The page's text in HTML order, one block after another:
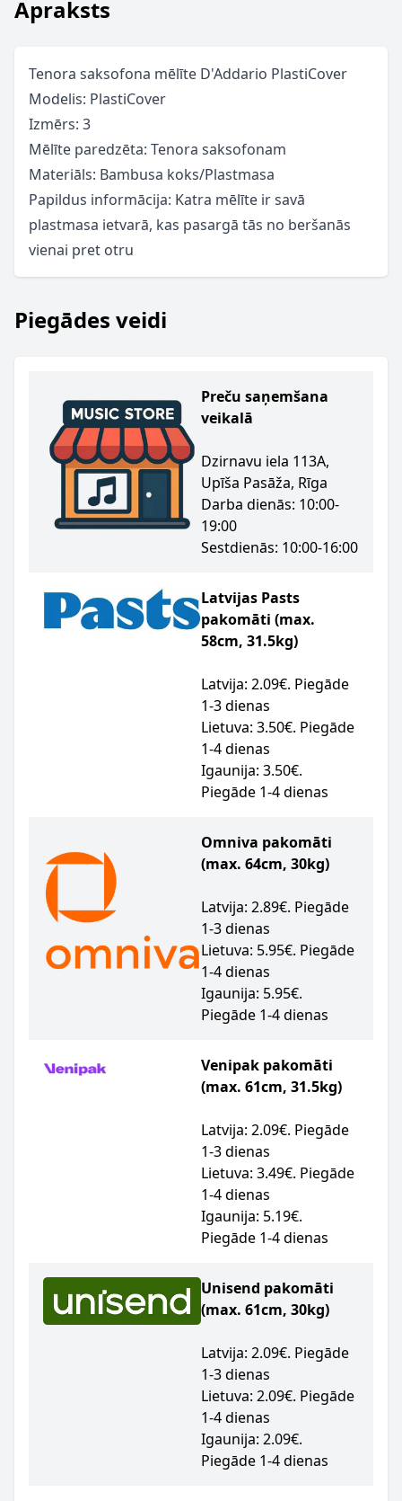
Apraksts
Tenora saksofona mēlīte D'Addario PlastiCover
Modelis: PlastiCover
Izmērs: 3
Mēlīte paredzēta: Tenora saksofonam
Materiāls: Bambusa koks/Plastmasa
Papildus informācija: Katra mēlīte ir savā
plastmasa ietvarā, kas pasargā tās no beršanās
vienai pret otru
Piegādes veidi
Preču saņemšana
veikalā
Dzirnavu iela 113A,
Upīša Pasāža, Rīga
Darba dienās: 10:00-
19:00
Sestdienās: 10:00-16:00
Latvijas Pasts
pakomāti (max.
58cm, 31.5kg)
Latvija: 2.09€. Piegāde
1-3 dienas
Lietuva: 3.50€. Piegāde
1-4 dienas
Igaunija: 3.50€.
Piegāde 1-4 dienas
Omniva pakomāti
(max. 64cm, 30kg)
Latvija: 2.89€. Piegāde
1-3 dienas
Lietuva: 5.95€. Piegāde
1-4 dienas
Igaunija: 5.95€.
Piegāde 1-4 dienas
Venipak pakomāti
(max. 61cm, 31.5kg)
Latvija: 2.09€. Piegāde
1-3 dienas
Lietuva: 3.49€. Piegāde
1-4 dienas
Igaunija: 5.19€.
Piegāde 1-4 dienas
Unisend pakomāti
(max. 61cm, 30kg)
Latvija: 2.09€. Piegāde
1-3 dienas
Lietuva: 2.09€. Piegāde
1-4 dienas
Igaunija: 2.09€.
Piegāde 1-4 dienas